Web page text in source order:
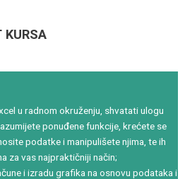
KURSA
u radnom okruženju, shvatati ulogu
ponuđene funkcije, krećete se
podatke i manipulišete njima, te ih
za vas najpraktičniji način;
i izradu grafika na osnovu podataka i